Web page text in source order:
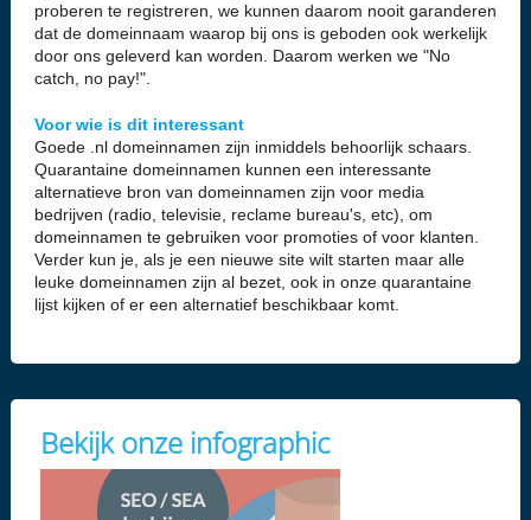
proberen te registreren, we kunnen daarom nooit garanderen
dat de domeinnaam waarop bij ons is geboden ook werkelijk
door ons geleverd kan worden. Daarom werken we "No
catch, no pay!".
Voor wie is dit interessant
Goede .nl domeinnamen zijn inmiddels behoorlijk schaars.
Quarantaine domeinnamen kunnen een interessante
alternatieve bron van domeinnamen zijn voor media
bedrijven (radio, televisie, reclame bureau's, etc), om
domeinnamen te gebruiken voor promoties of voor klanten.
Verder kun je, als je een nieuwe site wilt starten maar alle
leuke domeinnamen zijn al bezet, ook in onze quarantaine
lijst kijken of er een alternatief beschikbaar komt.
Bekijk onze infographic